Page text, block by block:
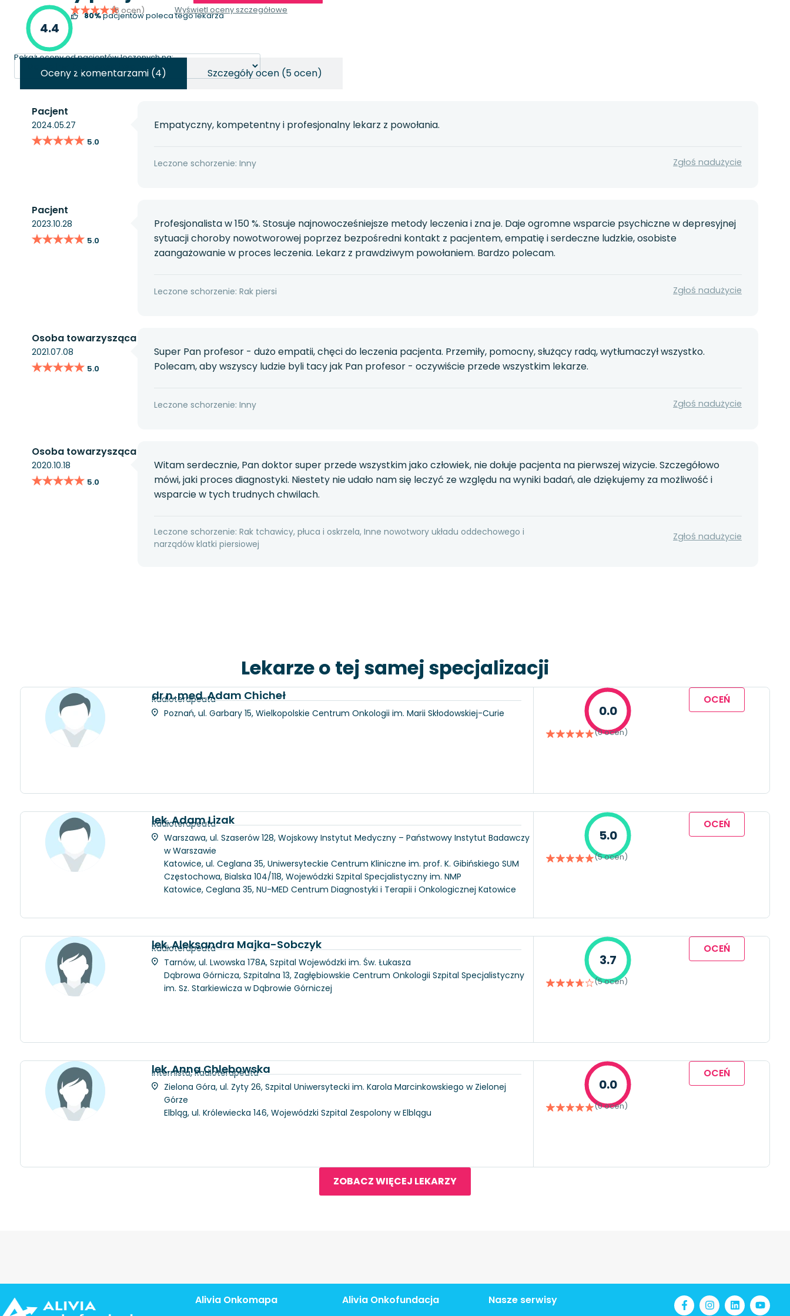
4.4
(5 ocen)
80%pacjentów poleca tego lekarza
Wyświetl oceny szczegółowe
Pokaż oceny od pacjentów leczonych na:
Oceny z komentarzami (4) Szczegóły ocen (5 ocen)
Pacjent
2024.05.27
★★★★★
★★★★★ 5.0
Empatyczny, kompetentny i profesjonalny lekarz z powołania.
Leczone schorzenie: Inny Zgłoś nadużycie
Pacjent
2023.10.28
★★★★★
★★★★★ 5.0
Profesjonalista w 150 %. Stosuje najnowocześniejsze metody leczenia i zna je. Daje ogromne wsparcie psychiczne w depresyjnej
sytuacji choroby nowotworowej poprzez bezpośredni kontakt z pacjentem, empatię i serdeczne ludzkie, osobiste
zaangażowanie w proces leczenia. Lekarz z prawdziwym powołaniem. Bardzo polecam.
Leczone schorzenie: Rak piersi Zgłoś nadużycie
Osoba towarzysząca
2021.07.08
★★★★★
★★★★★ 5.0
Super Pan profesor - dużo empatii, chęci do leczenia pacjenta. Przemiły, pomocny, służący radą, wytłumaczył wszystko.
Polecam, aby wszyscy ludzie byli tacy jak Pan profesor - oczywiście przede wszystkim lekarze.
Leczone schorzenie: Inny Zgłoś nadużycie
Osoba towarzysząca
2020.10.18
★★★★★
★★★★★ 5.0
Witam serdecznie, Pan doktor super przede wszystkim jako człowiek, nie dołuje pacjenta na pierwszej wizycie. Szczegółowo
mówi, jaki proces diagnostyki. Niestety nie udało nam się leczyć ze względu na wyniki badań, ale dziękujemy za możliwość i
wsparcie w tych trudnych chwilach.
Leczone schorzenie: Rak tchawicy, płuca i oskrzela, Inne nowotwory układu oddechowego i
narządów klatki piersiowej
Zgłoś nadużycie
Lekarze o tej samej specjalizacji
dr n. med. Adam Chicheł
Radioterapeuta
Poznań, ul. Garbary 15, Wielkopolskie Centrum Onkologii im. Marii Skłodowskiej-Curie
0.0
(0 ocen)
OCEŃ
lek. Adam Lizak
Radioterapeuta
Warszawa, ul. Szaserów 128, Wojskowy Instytut Medyczny – Państwowy Instytut Badawczy
w Warszawie
Katowice, ul. Ceglana 35, Uniwersyteckie Centrum Kliniczne im. prof. K. Gibińskiego SUM
Częstochowa, Bialska 104/118, Wojewódzki Szpital Specjalistyczny im. NMP
Katowice, Ceglana 35, NU-MED Centrum Diagnostyki i Terapii i Onkologicznej Katowice
5.0
(5 ocen)
OCEŃ
lek. Aleksandra Majka-Sobczyk
Radioterapeuta
Tarnów, ul. Lwowska 178A, Szpital Wojewódzki im. Św. Łukasza
Dąbrowa Górnicza, Szpitalna 13, Zagłębiowskie Centrum Onkologii Szpital Specjalistyczny
im. Sz. Starkiewicza w Dąbrowie Górniczej
3.7
(5 ocen)
OCEŃ
lek. Anna Chlebowska
Internista, Radioterapeuta
Zielona Góra, ul. Zyty 26, Szpital Uniwersytecki im. Karola Marcinkowskiego w Zielonej
Górze
Elbląg, ul. Królewiecka 146, Wojewódzki Szpital Zespolony w Elblągu
0.0
(0 ocen)
OCEŃ
ZOBACZ WIĘCEJ LEKARZY
Alivia Onkomapa Alivia Onkofundacja Nasze serwisy